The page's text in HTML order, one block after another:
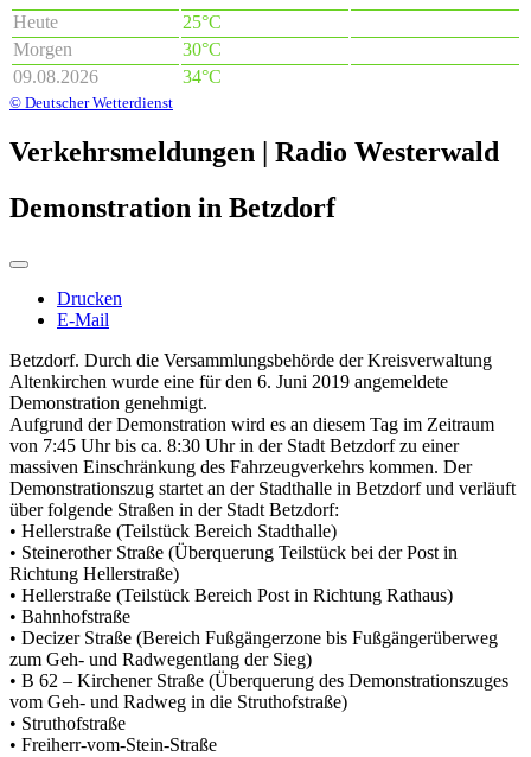
Heute
25°C
Morgen
30°C
09.08.2026
34°C
© Deutscher Wetterdienst
Verkehrsmeldungen | Radio Westerwald
Demonstration in Betzdorf
Drucken
E-Mail
Betzdorf. Durch die Versammlungsbehörde der Kreisverwaltung
Altenkirchen wurde eine für den 6. Juni 2019 angemeldete
Demonstration genehmigt.
Aufgrund der Demonstration wird es an diesem Tag im Zeitraum
von 7:45 Uhr bis ca. 8:30 Uhr in der Stadt Betzdorf zu einer
massiven Einschränkung des Fahrzeugverkehrs kommen. Der
Demonstrationszug startet an der Stadthalle in Betzdorf und verläuft
über folgende Straßen in der Stadt Betzdorf:
• Hellerstraße (Teilstück Bereich Stadthalle)
• Steinerother Straße (Überquerung Teilstück bei der Post in
Richtung Hellerstraße)
• Hellerstraße (Teilstück Bereich Post in Richtung Rathaus)
• Bahnhofstraße
• Decizer Straße (Bereich Fußgängerzone bis Fußgängerüberweg
zum Geh- und Radwegentlang der Sieg)
• B 62 – Kirchener Straße (Überquerung des Demonstrationszuges
vom Geh- und Radweg in die Struthofstraße)
• Struthofstraße
• Freiherr-vom-Stein-Straße